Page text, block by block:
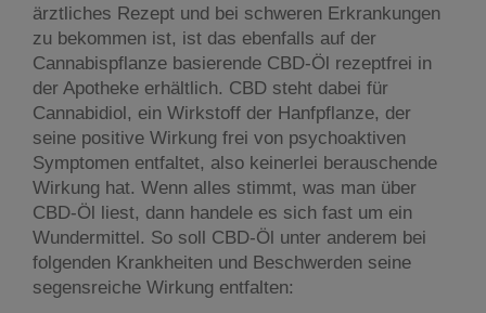
ärztliches Rezept und bei schweren Erkrankungen
zu bekommen ist, ist das ebenfalls auf der
Cannabispflanze basierende CBD-Öl rezeptfrei in
der Apotheke erhältlich. CBD steht dabei für
Cannabidiol, ein Wirkstoff der Hanfpflanze, der
seine positive Wirkung frei von psychoaktiven
Symptomen entfaltet, also keinerlei berauschende
Wirkung hat. Wenn alles stimmt, was man über
CBD-Öl liest, dann handele es sich fast um ein
Wundermittel. So soll CBD-Öl unter anderem bei
folgenden Krankheiten und Beschwerden seine
segensreiche Wirkung entfalten: